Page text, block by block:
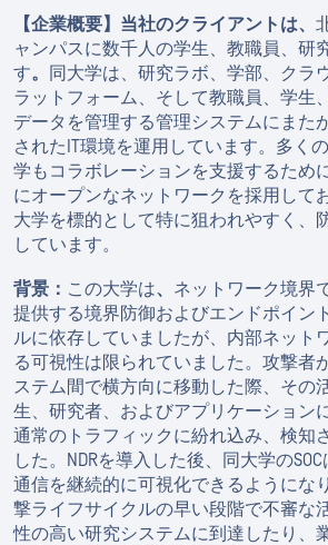
【企業概要】当社のクライアントは、
ャンパスに数千人の学生、教職員、研
す。
同大学は、研究ラボ、学部、クラ
ラットフォーム、そして教職員、学生
データを管理する管理システムにまた
されたIT環境を運用しています。多く
学もコラボレーションを支援するため
にオープンなネットワークを採用して
大学を標的として特に狙われやすく、
しています。
背景： この大学は、 ネットワーク境界
提供する境界防御およびエンドポイン
ルに依存していましたが、内部ネット
る可視性は限られていました。攻撃者
ステム間で横方向に移動した際、その
生、研究者、およびアプリケーション
通常のトラフィックに紛れ込み、検知
した。NDRを導入した後、同大学の
通信を継続的に可視化できるようにな
撃ライフサイクルの早い段階で不審な
性の高い研究システムに到達したり、